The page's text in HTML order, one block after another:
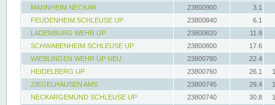
MANNHEIM NECKAR
23800900
3.1
FEUDENHEIM SCHLEUSE UP
23800840
6.1
LADENBURG WEHR UP
23800820
11.9
SCHWABENHEIM SCHLEUSE UP
23800800
17.6
WIEBLINGEN WEHR UP NEU
23800780
22.4
HEIDELBERG UP
23800760 26.1
ZIEGELHAUSEN AMS
23800745 29.4
NECKARGEMÜND SCHLEUSE UP
23800740 30.8